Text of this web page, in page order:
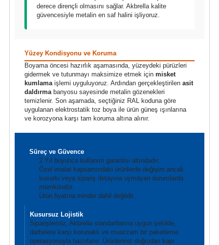
derece dirençli olmasını sağlar. Akbrella kalite
güvencesiyle metalin en saf halini işliyoruz.
Yüzey Kondisyonu ve Koruma
Boyama öncesi hazırlık aşamasında, yüzeydeki pürüzleri
gidermek ve tutunmayı maksimize etmek için misket
kumlamaişlemi uyguluyoruz. Ardından gerçekleştirilen asit
daldırmabanyosu sayesinde metalin gözenekleri
temizlenir. Son aşamada, seçtiğiniz RAL koduna göre
uygulanan elektrostatik toz boya ile ürün güneş ışınlarına
ve korozyona karşı tam koruma altına alınır.
Süreç ve Güvence
2 Yıl boyunca kullanım garantisi altındadır.
Özel imalat kapsamındaki ürünlerde değişim ancak
kusurlu veya sipariş detayına uymayan durumlarda
mümkündür.
Ürün fiyatına minder dahil değildir.
Kusursuz Lojistik
Siparişleriniz, Akbrella standartlarına uygun şekilde,
darbelere karşı korunaklı ve muazzam bir paketleme
operasyonuyla hazırlanır. Ürünleriniz doğrudan kapı